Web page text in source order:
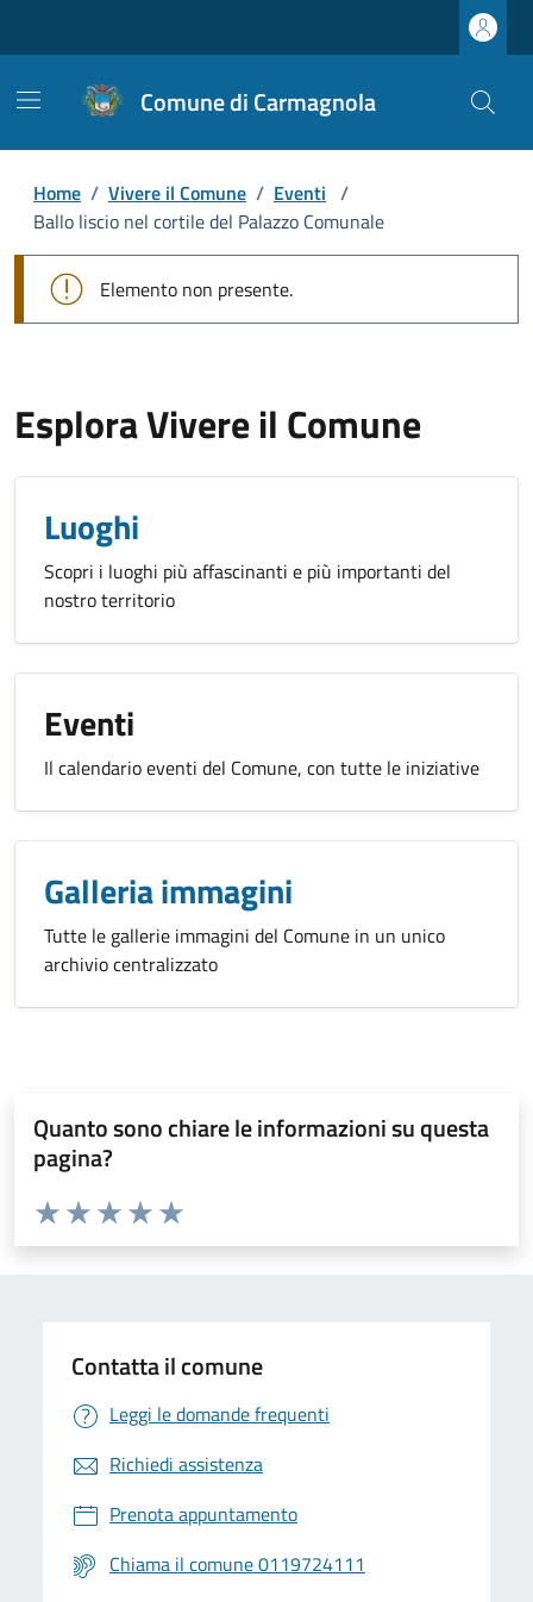
Comune di Carmagnola
Home / Vivere il Comune / Eventi /
Ballo liscio nel cortile del Palazzo Comunale
Elemento non presente.
Esplora Vivere il Comune
Luoghi
Scopri i luoghi più affascinanti e più importanti del
nostro territorio
Eventi
Il calendario eventi del Comune, con tutte le iniziative
Galleria immagini
Tutte le gallerie immagini del Comune in un unico
archivio centralizzato
Quanto sono chiare le informazioni su questa
pagina?
Valuta da 1 a 5 stelle la pagina
Valuta 5 stelle su 5
Valuta 4 stelle su 5
Valuta 3 stelle su 5
Valuta 2 stelle su 5
Valuta 1 stelle su 5
Contatta il comune
Leggi le domande frequenti
Richiedi assistenza
Prenota appuntamento
Chiama il comune 0119724111